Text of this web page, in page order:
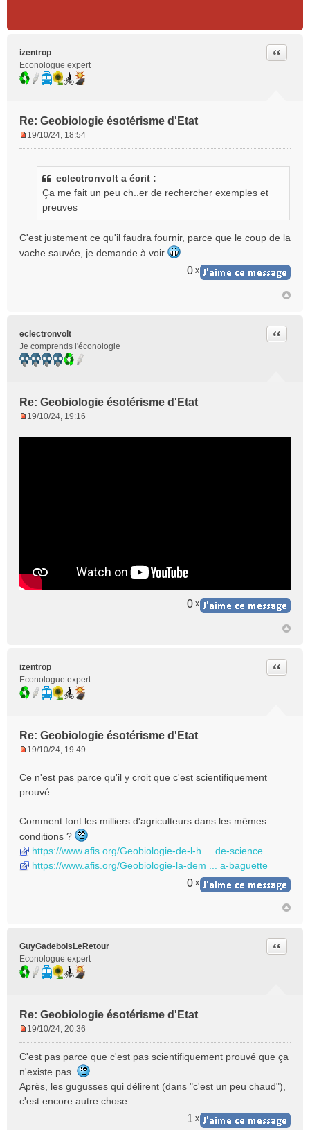
izentrop
Econologue expert
Re: Geobiologie ésotérisme d'Etat
Citer
o
n
19/10/24, 18:54
eclectronvolt a écrit :
Ça me fait un peu ch..er de rechercher exemples et
preuves
C'est justement ce qu'il faudra fournir, parce que le coup de la
vache sauvée, je demande à voir
0 x
eclectronvolt
Je comprends l'éconologie
Re: Geobiologie ésotérisme d'Etat
Citer
e
19/10/24, 19:16
0 x
izentrop
Econologue expert
Re: Geobiologie ésotérisme d'Etat
Citer
s
s
g
e
n
o
n
19/10/24, 19:49
Ce n'est pas parce qu'il y croit que c'est scientifiquement
prouvé.
Comment font les milliers d'agriculteurs dans les mêmes
conditions ?
https://www.afis.org/Geobiologie-de-l-h ... de-science
https://www.afis.org/Geobiologie-la-dem ... a-baguette
0 x
GuyGadeboisLeRetour
Econologue expert
Re: Geobiologie ésotérisme d'Etat
Citer
s
s
a
g
19/10/24, 20:36
C'est pas parce que c'est pas scientifiquement prouvé que ça
n'existe pas.
Après, les gugusses qui délirent (dans "c'est un peu chaud"),
c'est encore autre chose.
1 x